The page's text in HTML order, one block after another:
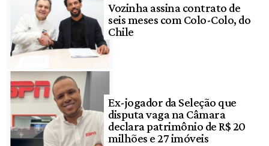
Vozinha assina contrato de
seis meses com Colo-Colo, do
Chile
Ex-jogador da Seleção que
disputa vaga na Câmara
declara patrimônio de R$ 20
milhões e 27 imóveis